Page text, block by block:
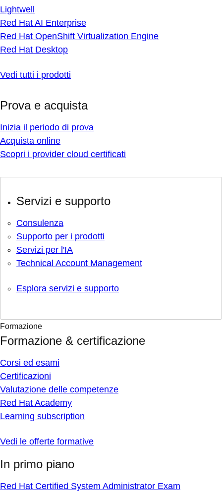
Lightwell
Red Hat AI Enterprise
Red Hat OpenShift Virtualization Engine
Red Hat Desktop
Vedi tutti i prodotti
Prova e acquista
Inizia il periodo di prova
Acquista online
Scopri i provider cloud certificati
Servizi e supporto
Consulenza
Supporto per i prodotti
Servizi per l'IA
Technical Account Management
Esplora servizi e supporto
Formazione
Formazione & certificazione
Corsi ed esami
Certificazioni
Valutazione delle competenze
Red Hat Academy
Learning subscription
Vedi le offerte formative
In primo piano
Red Hat Certified System Administrator Exam